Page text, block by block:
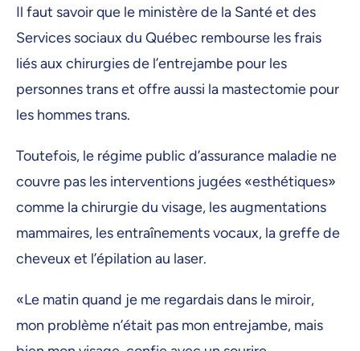
Il faut savoir que le ministère de la Santé et des
Services sociaux du Québec rembourse les frais
liés aux chirurgies de l’entrejambe pour les
personnes trans et offre aussi la mastectomie pour
les hommes trans.
Toutefois, le régime public d’assurance maladie ne
couvre pas les interventions jugées «esthétiques»
comme la chirurgie du visage, les augmentations
mammaires, les entraînements vocaux, la greffe de
cheveux et l’épilation au laser.
«Le matin quand je me regardais dans le miroir,
mon problème n’était pas mon entrejambe, mais